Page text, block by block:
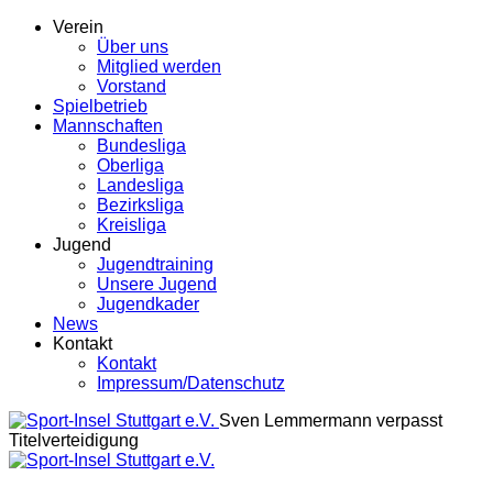
Verein
Über uns
Mitglied werden
Vorstand
Spielbetrieb
Mannschaften
Bundesliga
Oberliga
Landesliga
Bezirksliga
Kreisliga
Jugend
Jugendtraining
Unsere Jugend
Jugendkader
News
Kontakt
Kontakt
Impressum/Datenschutz
Sven Lemmermann verpasst
Titelverteidigung